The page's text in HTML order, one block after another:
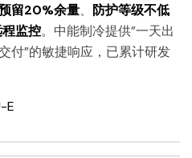
留20%余量、 防护等级不低
监控。中能制冷提供”一天出
付”的敏捷响应，已累计研发